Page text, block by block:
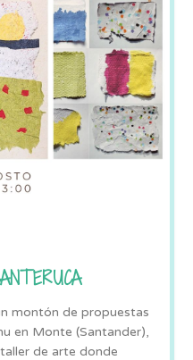
montón de propuestas
en Monte (Santander),
de arte donde